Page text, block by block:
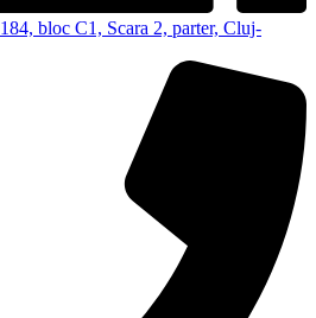
bloc C1, Scara 2, parter, Cluj-